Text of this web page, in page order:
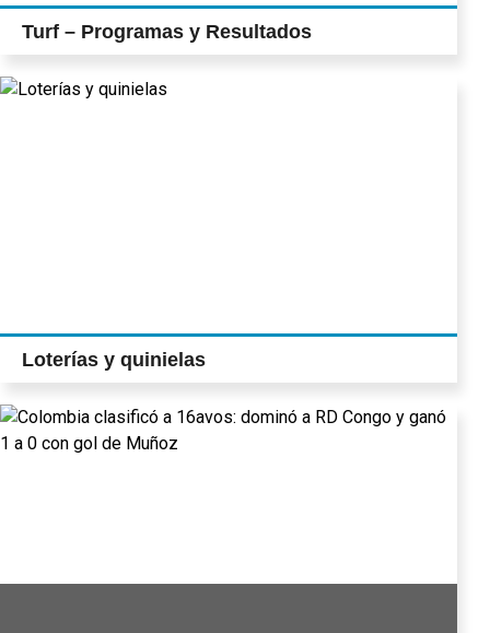
Turf – Programas y Resultados
Loterías y quinielas